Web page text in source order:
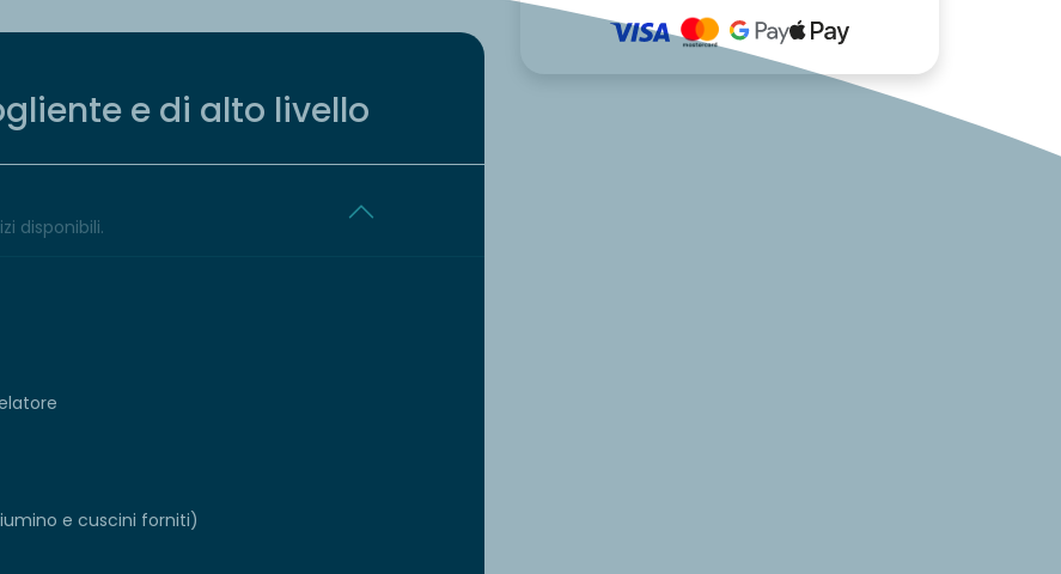
e di alto livello
disponibili.
e cuscini forniti)